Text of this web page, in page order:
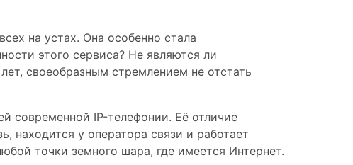
на устах. Она особенно стала
этого сервиса? Не являются ли
своеобразным стремлением не отстать
современной IP-телефонии. Её отличие
у оператора связи и работает
точки земного шара, где имеется Интернет.